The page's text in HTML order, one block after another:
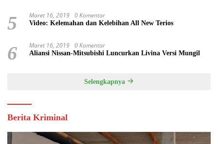
5 Maret 16, 2019 0 Komentar
Video: Kelemahan dan Kelebihan All New Terios
6 Maret 16, 2019 0 Komentar
Aliansi Nissan-Mitsubishi Luncurkan Livina Versi Mungil
Selengkapnya
Berita Kriminal